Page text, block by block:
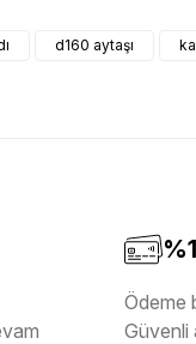
d160 aytaşı
Ödeme
Güvenli